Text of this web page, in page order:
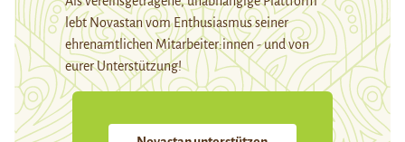
lebt Novastan vom Enthusiasmus seiner
ehrenamtlichen Mitarbeiter:innen - und von
eurer Unterstützung!